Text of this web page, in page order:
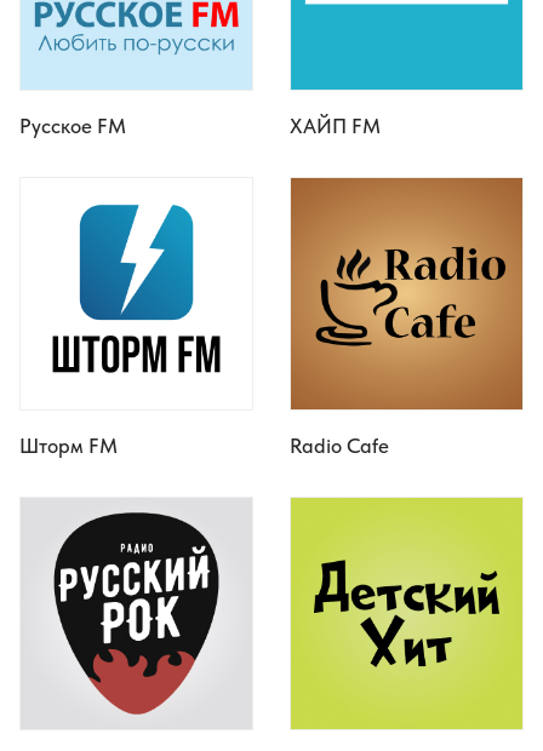
Русское FM ХАЙП FM
Шторм FM Radio Cafe